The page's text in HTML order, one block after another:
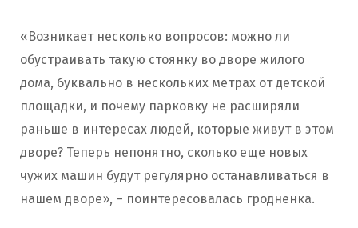
«Возникает несколько вопросов: можно ли
обустраивать такую стоянку во дворе жилого
дома, буквально в нескольких метрах от детской
площадки, и почему парковку не расширяли
раньше в интересах людей, которые живут в этом
дворе? Теперь непонятно, сколько еще новых
чужих машин будут регулярно останавливаться в
нашем дворе», – поинтересовалась гродненка.